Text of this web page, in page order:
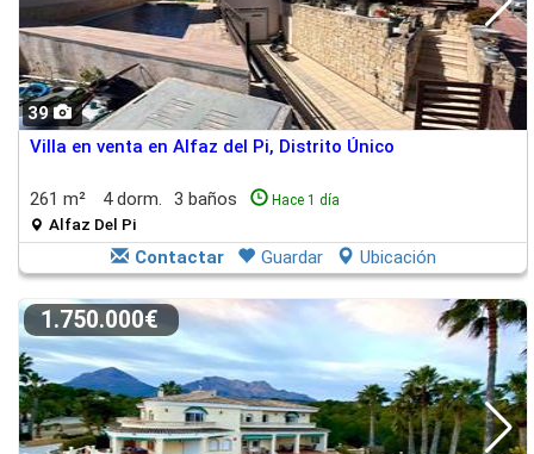
39
Villa en venta en Alfaz del Pi, Distrito Único
261 m² 4 dorm. 3 baños Hace 1 día
Alfaz Del Pi
Contactar Guardar Ubicación
1.750.000€